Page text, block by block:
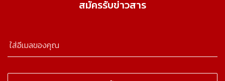
สมัครรับข่าวสาร